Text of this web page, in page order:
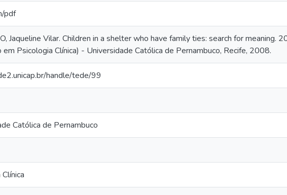
pdf
Jaqueline Vilar. Children in a shelter who have family ties: search for meaning.
Psicologia Clínica) - Universidade Católica de Pernambuco, Recife, 2008.
handle/tede/99
Católica de Pernambuco